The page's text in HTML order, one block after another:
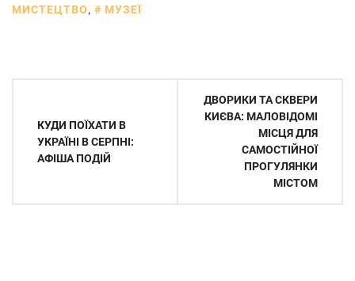
МИСТЕЦТВО, МУЗЕЇ
записів
КУДИ ПОЇХАТИ В
УКРАЇНІ В СЕРПНІ:
АФІША ПОДІЙ
ДВОРИКИ ТА СКВЕРИ
КИЄВА: МАЛОВІДОМІ
МІСЦЯ ДЛЯ
САМОСТІЙНОЇ
ПРОГУЛЯНКИ
МІСТОМ